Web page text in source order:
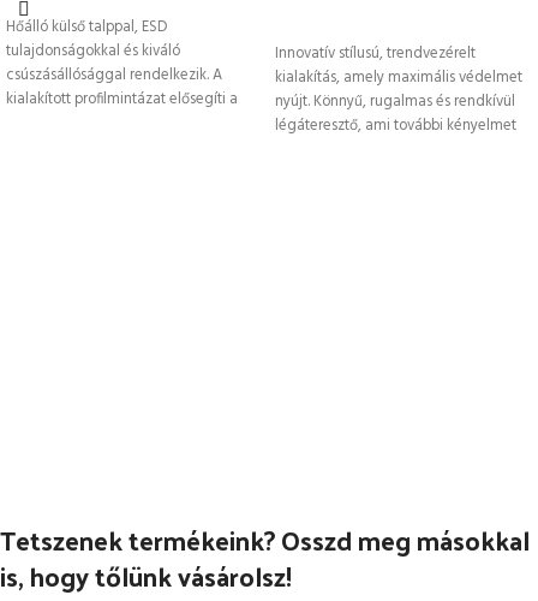
Hőálló külső talppal, ESD
tulajdonságokkal és kiváló
csúszásállósággal rendelkezik. A
kialakított profilmintázat elősegíti a
Innovatív stílusú, trendvezérelt
kialakítás, amely maximális védelmet
nyújt. Könnyű, rugalmas és rendkívül
légáteresztő, ami további kényelmet
Tetszenek termékeink? Osszd meg másokkal
is, hogy tőlünk vásárolsz!